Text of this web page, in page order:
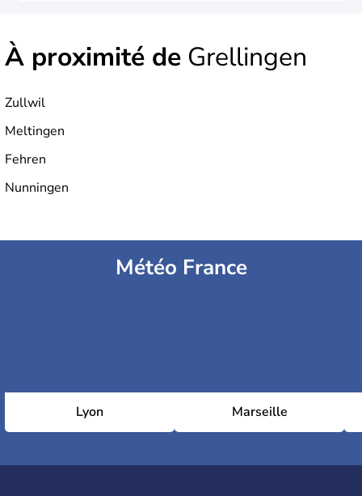
À proximité de Grellingen
Zullwil
Meltingen
Fehren
Nunningen
Météo France
Lyon Marseille